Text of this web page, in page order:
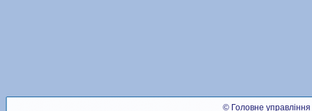
© Головне управління